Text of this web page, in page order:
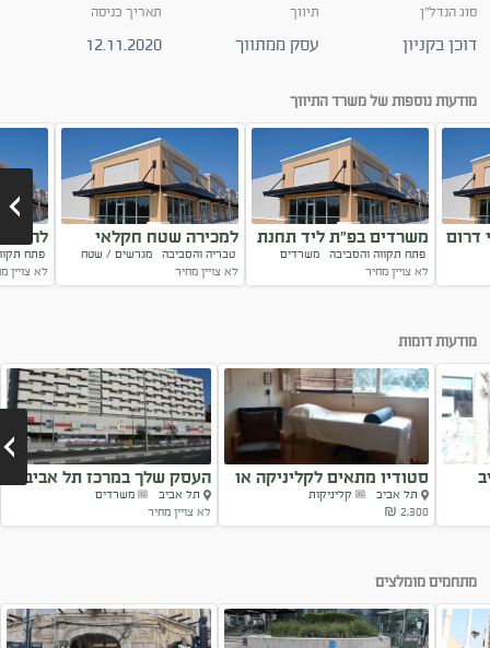
סוג הנדל"ן
דוכן בקניון
תיווך
עסק ממתווך
תאריך כניסה
12.11.2020
מודעות נוספות של משרד התיווך
דרום
משרדים בפ"ת ליד תחנת
הרכבת
פתח תקווה והסביבה משרדים
לא צויין מחיר
למכירה שטח חקלאי
צופה לכנרת
טבריה והסביבה מגרשים / שטח
ייחודי
לא צויין מחיר
אריה
פתח
לא צויין
מודעות דומות
סטודיו מתאים לקליניקה או
משרד
תל אביב
קליניקות
2,300 ₪
העסק שלך במרכז תל אביב...
תל אביב
משרדים
לא צויין מחיר
מתחמים מומלצים